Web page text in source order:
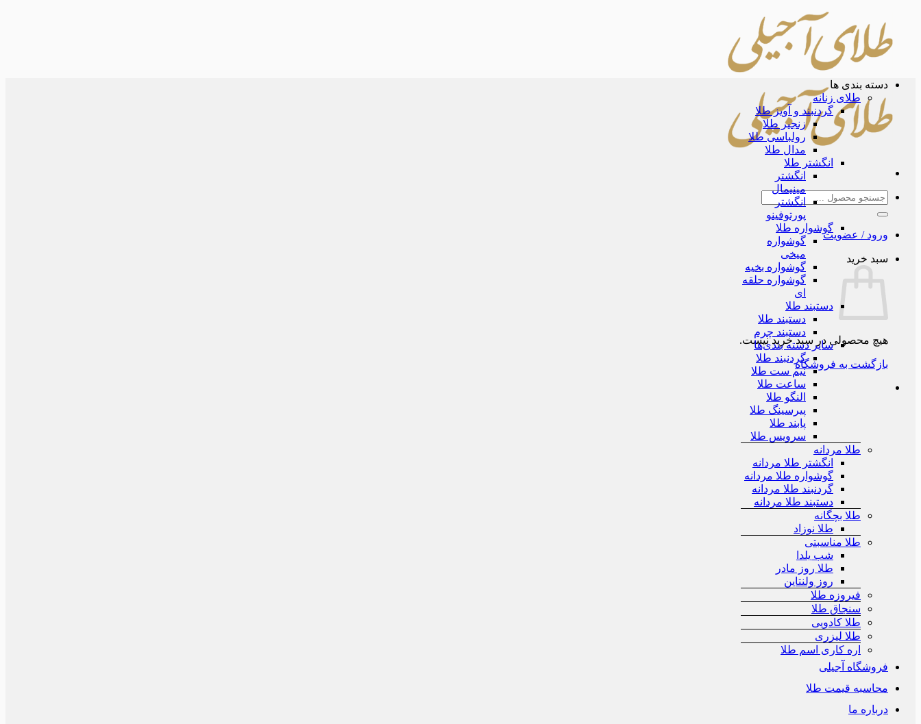
جستجو
ورود / عضویت
سبد خرید
هیچ محصولی در سبد خرید نیست.
بازگشت به فروشگاه
دسته بندی ها
طلای زنانه
گردنبند و آویز طلا
زنجیر طلا
رولباسی طلا
مدال طلا
انگشتر طلا
انگشتر
مینیمال
انگشتر
پورتوفینو
گوشواره طلا
گوشواره
میخی
گوشواره بخیه
گوشواره حلقه
ای
دستبند طلا
دستبند طلا
دستبند چرم
سایر دسته بندی‌ها
گردنبند طلا
نیم ست طلا
ساعت طلا
النگو طلا
پیرسینگ طلا
پابند طلا
سرویس طلا
طلا مردانه
انگشتر طلا مردانه
گوشواره طلا مردانه
گردنبند طلا مردانه
دستبند طلا مردانه
طلا بچگانه
طلا نوزاد
طلا مناسبتی
شب یلدا
طلا روز مادر
روز ولنتاین
فیروزه طلا
سنجاق طلا
طلا کادویی
طلا لیزری
اره کاری اسم طلا
فروشگاه آجیلی
محاسبه قیمت طلا
درباره ما